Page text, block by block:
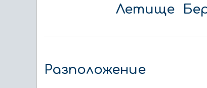
Летище
Разположение